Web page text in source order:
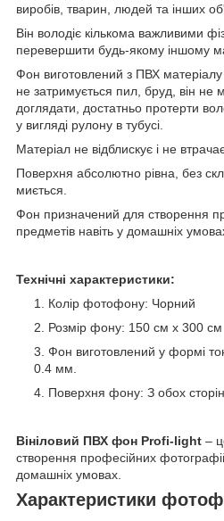
виробів, тварин, людей та інших
Він володіє кількома важливими
перевершити будь-якому іншому
Фон виготовлений з ПВХ
не затримується пил, бруд, він не
доглядати, достатньо протерти
у вигляді рулону в тубусі.
Матеріал не відблискує і не
Поверхня абсолютно рівна, без
миється.
Фон призначений для створення
предметів навіть у домашніх
Технічні характеристики:
Колір фотофону: Чорний
Розмір фону: 150 см х 300 см
Фон ​​виготовлений у формі
0.4 мм.
Поверхня фону: З обох
Вініловий ПВХ фон Profi-light –
створення професійних
домашніх умовах.
Характеристики